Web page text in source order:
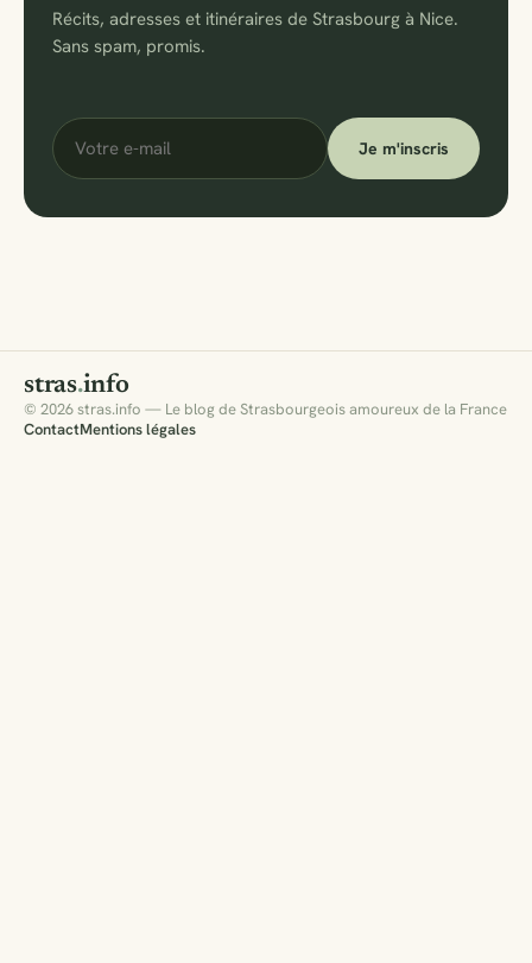
Récits, adresses et itinéraires de Strasbourg à Nice.
Sans spam, promis.
Votre
e-
mail
Je m'inscris
stras.info
© 2026 stras.info — Le blog de Strasbourgeois amoureux de la France
ContactMentions légales